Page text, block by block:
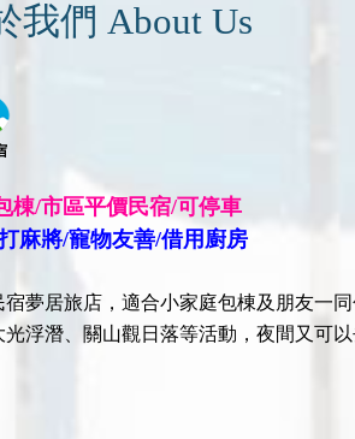
我們 About Us
棟/市區平價民宿/可停車
麻將/寵物友善/借用廚房
宿夢居旅店，適合小家庭包棟及朋友一
光浮潛、關山觀日落等活動，夜間又可